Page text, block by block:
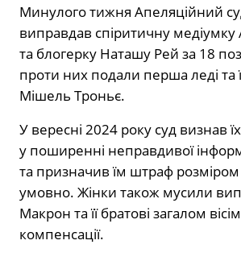
Минулого тижня Апеляційний
виправдав спіритичну
та блогерку Наташу Рей за 18
проти них подали перша леді та
Мішель Троньє.
У вересні 2024 року суд визнав
у поширенні неправдивої
та призначив їм штраф
умовно. Жінки також мусили
Макрон та її братові загалом
компенсації.